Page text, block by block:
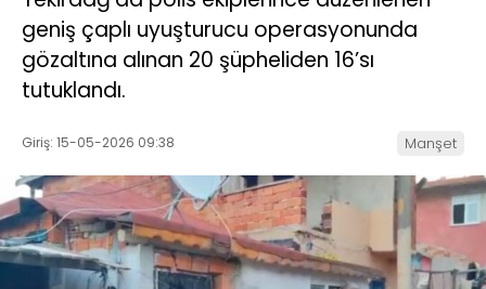
geniş çaplı uyuşturucu operasyonunda
gözaltına alınan 20 şüpheliden 16’sı
tutuklandı.
Giriş: 15-05-2026 09:38 Manşet